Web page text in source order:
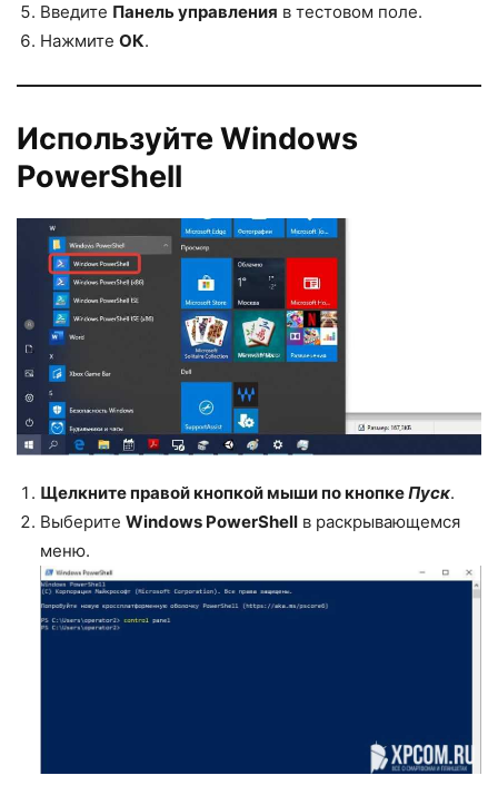
Введите Панель управления в тестовом поле.
Нажмите ОК.
Используйте Windows
PowerShell
Щелкните правой кнопкой мыши по кнопкеПуск.
Выберите Windows PowerShell в раскрывающемся
меню.